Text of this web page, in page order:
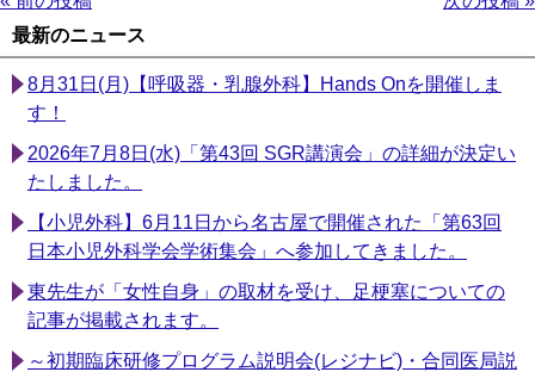
最新のニュース
8月31日(月)【呼吸器・乳腺外科】Hands Onを開催しま
す！
2026年7月8日(水)「第43回 SGR講演会」の詳細が決定い
たしました。
【小児外科】6月11日から名古屋で開催された「第63回
日本小児外科学会学術集会」へ参加してきました。
東先生が「女性自身」の取材を受け、足梗塞についての
記事が掲載されます。
～初期臨床研修プログラム説明会(レジナビ)・合同医局説